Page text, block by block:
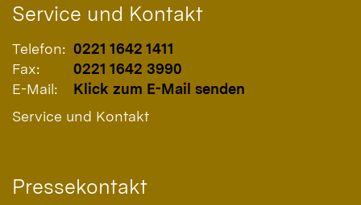
Service und Kontakt
Telefon: 0221 1642 1411
Fax:
0221 1642 3990
E-Mail:
Klick zum E-Mail senden
Service und Kontakt
Pressekontakt